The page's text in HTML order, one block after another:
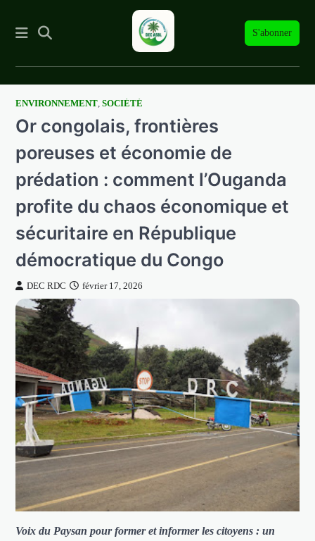
S'abonner
SkipENVIRONNEMENT,SOCIÉTÉ
Or congolais, frontières
poreuses et économie de
prédation : comment l’Ouganda
profite du chaos économique et
sécuritaire en République
démocratique du Congo
DEC RDC février 17, 2026
Voix du Paysan pour former et informer les citoyens : un